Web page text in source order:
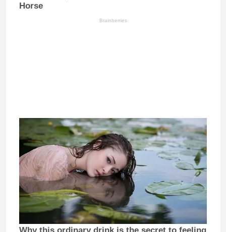
Horse
Brainberries